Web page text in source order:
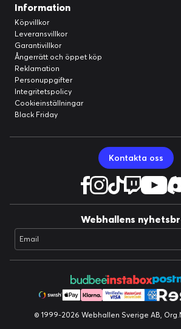
Information
Köpvillkor
Leveransvillkor
Garantivillkor
Ångerrätt och öppet köp
Reklamation
Personuppgifter
Integritetspolicy
Cookieinställningar
Black Friday
Kontakta oss
Webhallens
Email
© 1999-2026 Webhallen Sverige AB,